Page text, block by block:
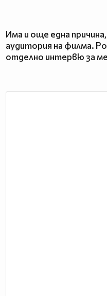
Има и още една
аудитория на филма.
отделно интервю за